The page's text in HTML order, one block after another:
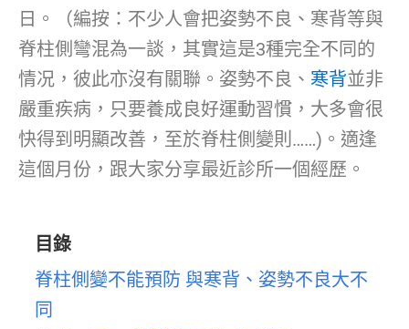
日。（編按：不少人會把姿勢不良、寒背等與
脊柱側彎混為一談，其實這是3種完全不同的
情况，彼此亦沒有關聯。姿勢不良、 寒背並非
嚴重疾病，只要養成良好運動習慣，大多會很
快得到明顯改善，至於脊柱側變則……)。適逢
這個月份，跟大家分享最近診所一個經歷。
目錄
脊柱側變不能預防 與寒背、姿勢不良大不
同